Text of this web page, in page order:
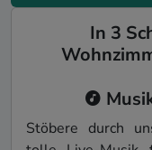
In 3
Stöbere durch